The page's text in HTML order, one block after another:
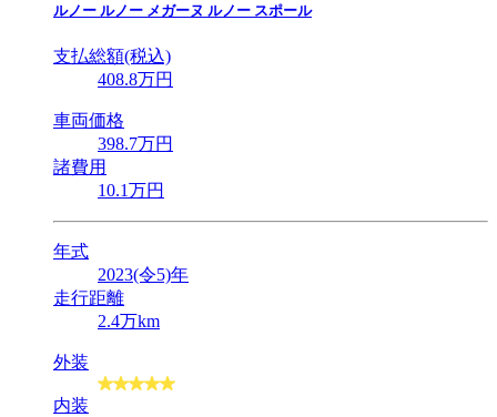
ルノー ルノー メガーヌ ルノー スポール
支払総額(税込)
408.8万円
車両価格
398.7万円
諸費用
10.1万円
年式
2023(令5)年
走行距離
2.4万km
外装
内装